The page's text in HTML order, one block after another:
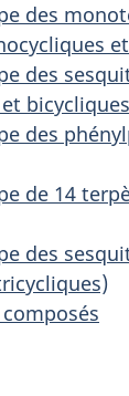
des
des
des
de 14
des